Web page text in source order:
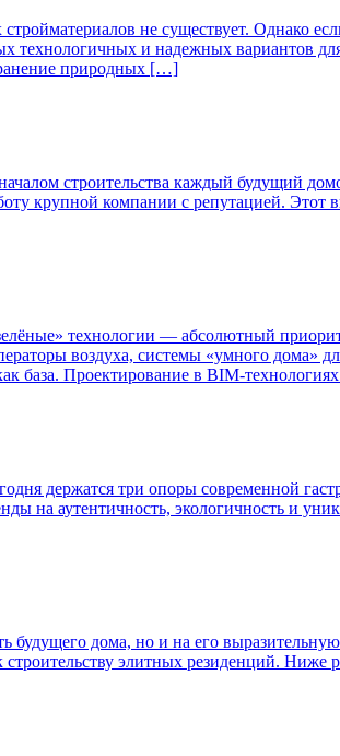
не существует. Однако
технологичных и надежных вариантов
природных […]
строительства каждый будущий
крупной компании с репутацией. Этот
технологии — абсолютный
воздуха, системы «умного дома»
база. Проектирование в BIM-
держатся три опоры современной
на аутентичность, экологичность и
будущего дома, но и на его
элитных резиденций.